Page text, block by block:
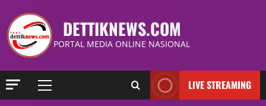
DETTIKNEWS.COM
PORTAL MEDIA ONLINE NASIONAL
LIVE STREAMING